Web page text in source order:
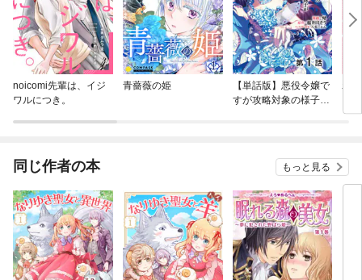
noicomi先輩は、イジ
ワルにつき。
青薔薇の姫
【単話版】悪役令嬢で
すが攻略対象の様子が
わ
同じ作者の本 もっと見る